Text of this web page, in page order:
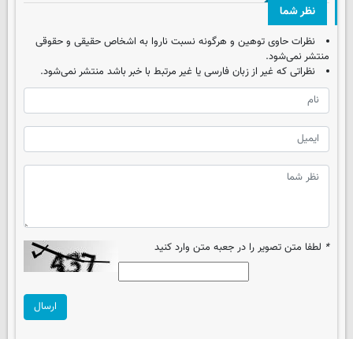
نظر شما
نظرات حاوی توهین و هرگونه نسبت ناروا به اشخاص حقیقی و حقوقی
منتشر نمی‌شود.
نظراتی که غیر از زبان فارسی یا غیر مرتبط با خبر باشد منتشر نمی‌شود.
* لطفا متن تصویر را در جعبه متن وارد کنید
ارسال